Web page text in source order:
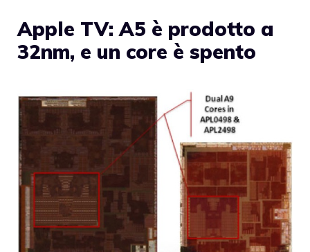
Apple TV: A5 è prodotto a
32nm, e un core è spento